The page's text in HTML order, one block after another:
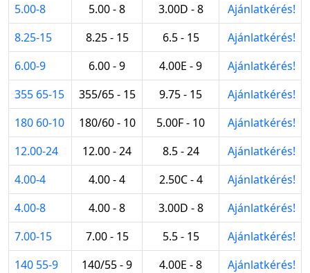
5.00-8
5.00 - 8 3.00D - 8
Ajánlatkérés!
8.25-15
8.25 - 15 6.5 - 15
Ajánlatkérés!
6.00-9
6.00 - 9 4.00E - 9
Ajánlatkérés!
355 65-15
355/65 - 15 9.75 - 15
Ajánlatkérés!
180 60-10
180/60 - 10 5.00F - 10
Ajánlatkérés!
12.00-24
12.00 - 24 8.5 - 24
Ajánlatkérés!
4.00-4
4.00 - 4 2.50C - 4
Ajánlatkérés!
4.00-8
4.00 - 8 3.00D - 8
Ajánlatkérés!
7.00-15
7.00 - 15 5.5 - 15
Ajánlatkérés!
140 55-9
140/55 - 9 4.00E - 8
Ajánlatkérés!